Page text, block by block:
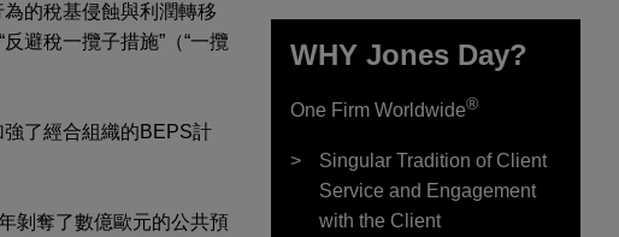
的稅基侵蝕與利潤轉移
避稅一攬子措施”（“一攬
強了經合組織的BEPS計
剝奪了數億歐元的公共預
WHY Jones Day?
One Firm Worldwide®
Singular Tradition of Client
Service and Engagement
with the Client